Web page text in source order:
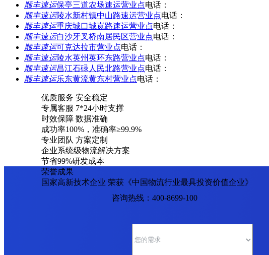
顺丰速运保亭三道农场速运营业点电话：
顺丰速运陵水新村镇中山路速运营业点电话：
顺丰速运重庆城口城岚路速运营业点电话：
顺丰速运白沙牙叉桥南居民区营业点电话：
顺丰速运可克达拉市营业点电话：
顺丰速运陵水英州英环东路营业点电话：
顺丰速运昌江石碌人民北路营业点电话：
顺丰速运乐东黄流黄东村营业点电话：
优质服务 安全稳定
专属客服 7*24小时支撑
时效保障 数据准确
成功率100%，准确率≥99.9%
专业团队 方案定制
企业系统级物流解决方案
节省99%研发成本
荣誉成果
国家高新技术企业 荣获《中国物流行业最具投资价值企业》
咨询热线：400-8699-100